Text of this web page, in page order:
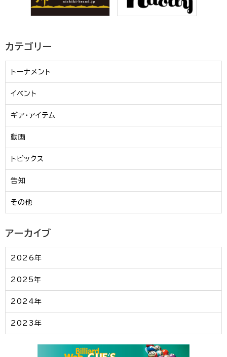
カテゴリー
トーナメント
イベント
ギア・アイテム
動画
トピックス
告知
その他
アーカイブ
2026年
2025年
2024年
2023年